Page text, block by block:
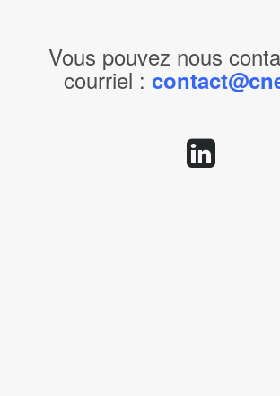
Vous pouvez nous
courriel :